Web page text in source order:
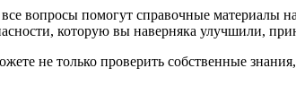
вопросы помогут справочные материалы
которую вы наверняка улучшили,
не только проверить собственные